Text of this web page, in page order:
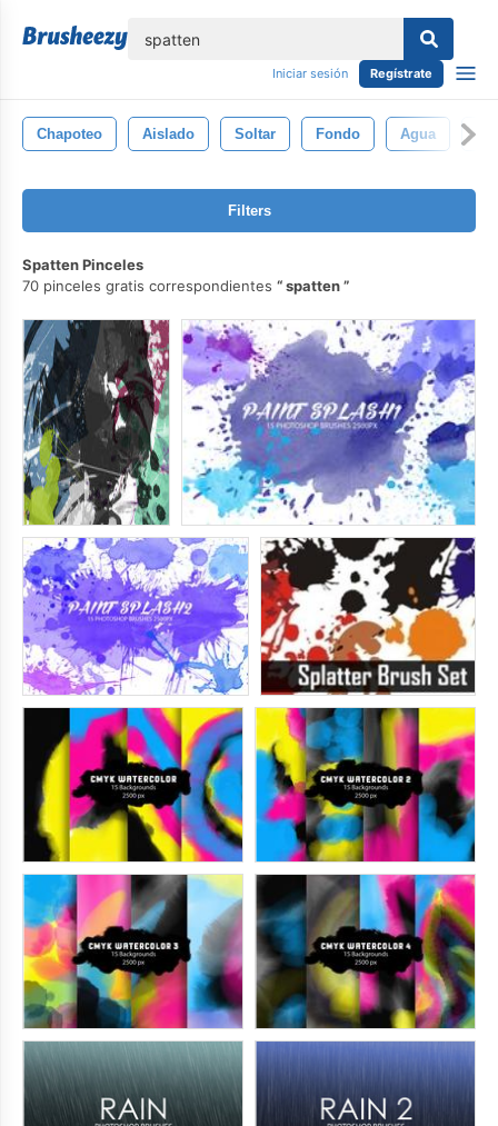
Iniciar sesión Regístrate
Chapoteo Aislado Soltar Fondo Agua
Filters
Spatten Pinceles
70 pinceles gratis correspondientes
spatten